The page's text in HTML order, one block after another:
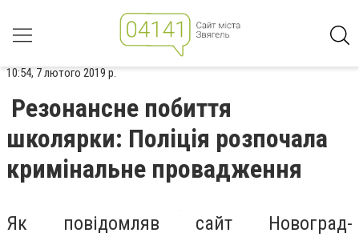
10:54, 7 лютого 2019 р.
Резонансне побиття
школярки: Поліція розпочала
кримінальне провадження
Як повідомляв сайт Новоград-